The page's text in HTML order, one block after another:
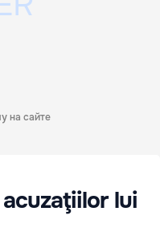
на сайте
acuzaţiilor lui